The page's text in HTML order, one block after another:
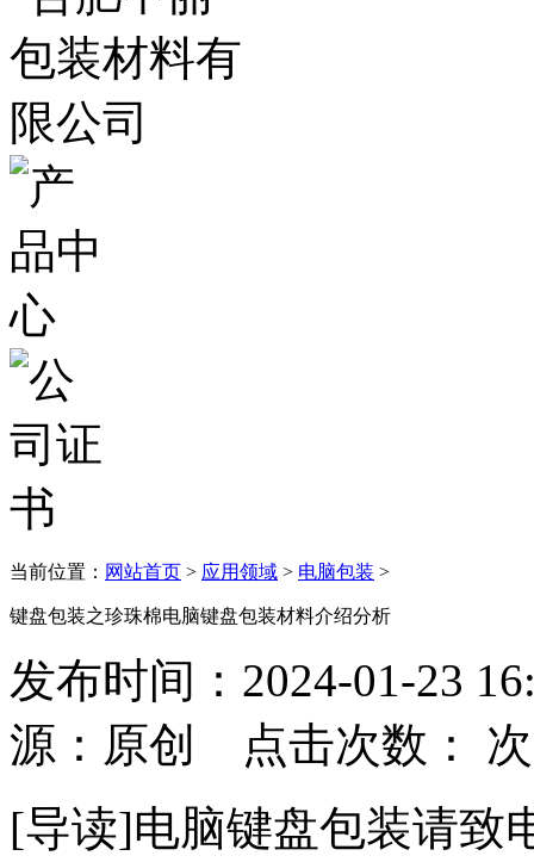
当前位置： 网站首页 > 应用领域 > 电脑包装 >
键盘包装之珍珠棉电脑键盘包装材料介绍分析
发布时间：2024-01-23
源：原创 点击次数：
次
[导读]电脑键盘包装请致